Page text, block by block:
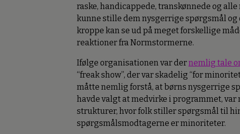
raske, handicappede, transkønnede og
kunne stille dem nysgerrige spørgsmål og
kroppe kan se ud på meget forskellige
reaktioner fra Normstormerne.
Ifølge organisationen var dernemlig tale
“freak show”, der var skadelig “for
måtte nemlig forstå, at børns nysgerrige
havde valgt at medvirke i programmet,
strukturer, hvor folk stiller spørgsmål til
spørgsmålsmodtagerne er minoriteter.